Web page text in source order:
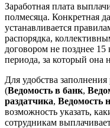
Заработная плата
полмесяца. Конкретная
устанавливается
распорядка,
договором не позднее
периода, за который она
Для удобства
(Ведомость в банк,
раздатчика, Ведомость
возможность указать,
сотрудникам